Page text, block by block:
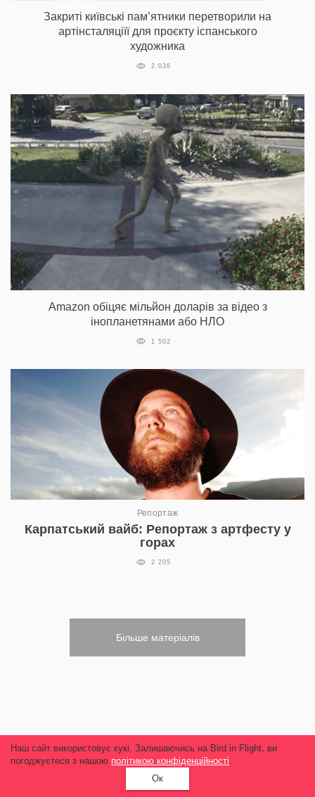
Закриті київські пам’ятники перетворили на
артінсталяціїї для проєкту іспанського
художника
2 036
Amazon обіцяє мільйон доларів за відео з
інопланетянами або НЛО
1 502
Репортаж
Карпатський вайб: Репортаж з артфесту у
горах
2 205
Більше матеріалів
Наш сайт використовує кукі. Залишаючись на Bird in Flight, ви
погоджуєтеся з нашою політикою конфіденційності.
Ок